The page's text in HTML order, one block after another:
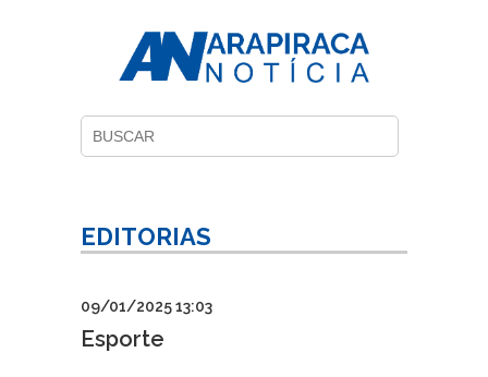
EDITORIAS
09/01/2025 13:03
Esporte